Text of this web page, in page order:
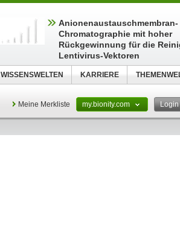
Meine Merkliste my.bionity.com Login
Anionenaustauschmembran-
Chromatographie mit hoher
Rückgewinnung für die
Lentivirus-Vektoren
WISSENSWELTEN KARRIERE